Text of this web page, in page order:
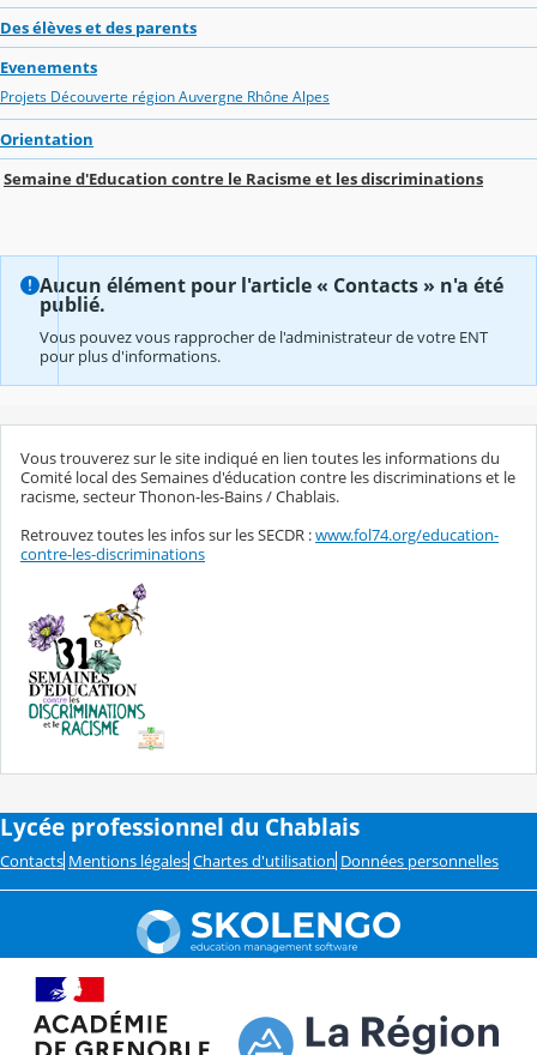
Des élèves et des parents
Evenements
Projets Découverte région Auvergne Rhône Alpes
Orientation
Semaine d'Education contre le Racisme et les discriminations
Aucun élément pour l'article « Contacts » n'a été
publié.
Vous pouvez vous rapprocher de l'administrateur de votre ENT
pour plus d'informations.
Vous trouverez sur le site indiqué en lien toutes les informations du
Comité local des Semaines d'éducation contre les discriminations et le
racisme, secteur Thonon-les-Bains / Chablais.
Retrouvez toutes les infos sur les SECDR :www.fol74.org/education-
contre-les-discriminations
Lycée professionnel du Chablais
Contacts Mentions légales Chartes d'utilisation Données personnelles